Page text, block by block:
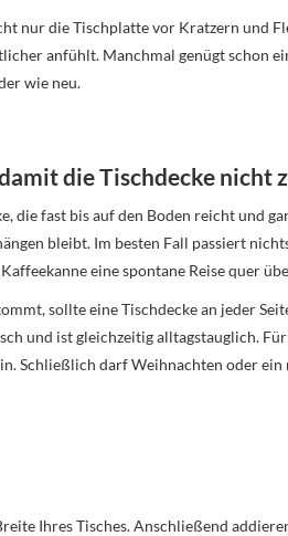
nur die Tischplatte vor Kratzern und
anfühlt. Manchmal genügt schon
wie neu.
die Tischdecke nicht
die fast bis auf den Boden reicht und
bleibt. Im besten Fall passiert
eine spontane Reise quer
sollte eine Tischdecke an jeder
und ist gleichzeitig alltagstauglich.
Schließlich darf Weihnachten oder
Ihres Tisches. Anschließend